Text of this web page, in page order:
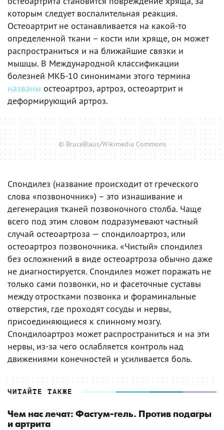
которым следует воспалительная реакция.
Остеоартрит не останавливается на какой-то
определенной ткани – кости или хряще, он может
распространиться и на ближайшие связки и
мышцы. В Международной классификации
болезней МКБ-10 синонимами этого термина
названы остеоартроз, артроз, остеоартрит и
деформирующий артроз.
© BruceBlaus/Wikimedia Commons
Спондилез (название происходит от греческого
слова «позвоночник») – это изнашивание и
дегенерация тканей позвоночного столба. Чаще
всего под этим словом подразумевают частный
случай остеоартроза — спондилоартроз, или
остеоартроз позвоночника. «Чистый» спондилез
без осложнений в виде остеоартроза обычно даже
не диагностируется. Спондилез может поражать не
только сами позвонки, но и фасеточные суставы
между отростками позвонка и фораминальные
отверстия, где проходят сосуды и нервы,
присоединяющиеся к спинному мозгу.
Спондилоартроз может распространиться и на эти
нервы, из-за чего ослабляется контроль над
движениями конечностей и усиливается боль.
ЧИТАЙТЕ ТАКЖЕ
Чем нас лечат: Фастум-гель. Против подагры
и артрита